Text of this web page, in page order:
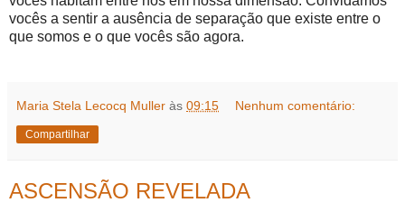
vocês a sentir a ausência de separação que existe entre o
que somos e o que vocês são agora.
Maria Stela Lecocq Muller às 09:15 Nenhum comentário:
Compartilhar
ASCENSÃO REVELADA